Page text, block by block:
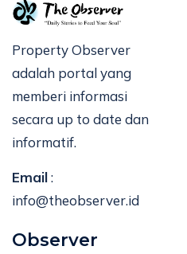
Property Observer
adalah portal yang
memberi informasi
secara up to date dan
informatif.
Email:
info@theobserver.id
Observer